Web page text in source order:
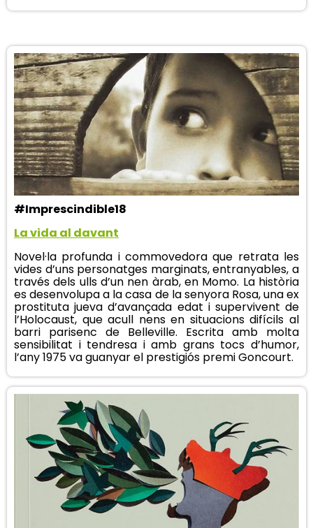
#Imprescindible18
La vida al davant
Novel·la profunda i commovedora que retrata les
vides d’uns personatges marginats, entranyables, a
través dels ulls d’un nen àrab, en Momo. La història
es desenvolupa a la casa de la senyora Rosa, una ex
prostituta jueva d’avançada edat i supervivent de
l’Holocaust, que acull nens en situacions difícils al
barri parisenc de Belleville. Escrita amb molta
sensibilitat i tendresa i amb grans tocs d’humor,
l’any 1975 va guanyar el prestigiós premi Goncourt.